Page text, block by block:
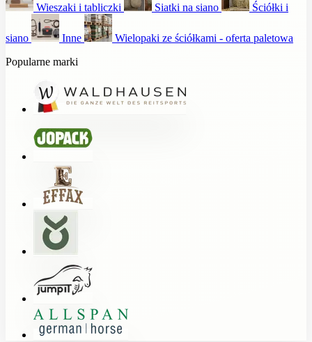
Wieszaki i tabliczki Siatki na siano Ściółki i
siano Inne
Wielopaki ze ściółkami - oferta paletowa
Popularne marki